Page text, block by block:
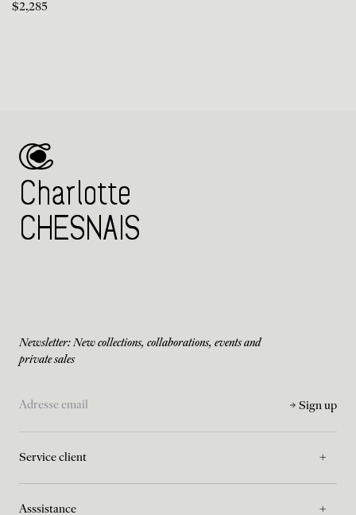
$2,285
Charlotte
CHESNAIS
Newsletter: New collections, collaborations, events and
private sales
Sign up
Service client
Asssistance